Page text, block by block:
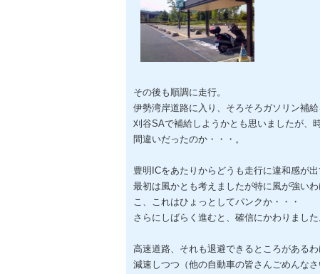
その後も順調に走行。
伊勢湾岸道路に入り、そろそろガソリン補給
刈谷SAで補給しようかとも思いましたが、
間違いだったのか・・・。
豊明ICをあたりからどうも走行に違和感が出
最初は風かとも考えましたが特に風が強いわ
こ、これはひょっとしてパンクか・・・
さらにしばらく進むと、確信にかわりました
高速道路、それも退避できるところがある
減速しつつ（他の自動車の皆さんごめんな